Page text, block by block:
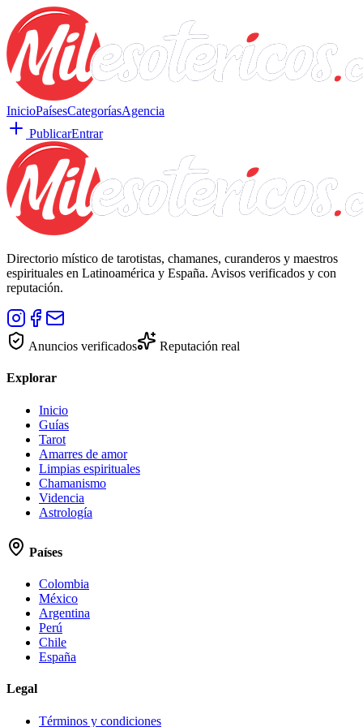
InicioPaísesCategoríasAgencia
PublicarEntrar
Directorio místico de tarotistas, chamanes, curanderos y maestros
espirituales en Latinoamérica y España. Avisos verificados y con
reputación.
Anuncios verificados Reputación real
Explorar
Inicio
Guías
Tarot
Amarres de amor
Limpias espirituales
Chamanismo
Videncia
Astrología
Países
Colombia
México
Argentina
Perú
Chile
España
Legal
Términos y condiciones